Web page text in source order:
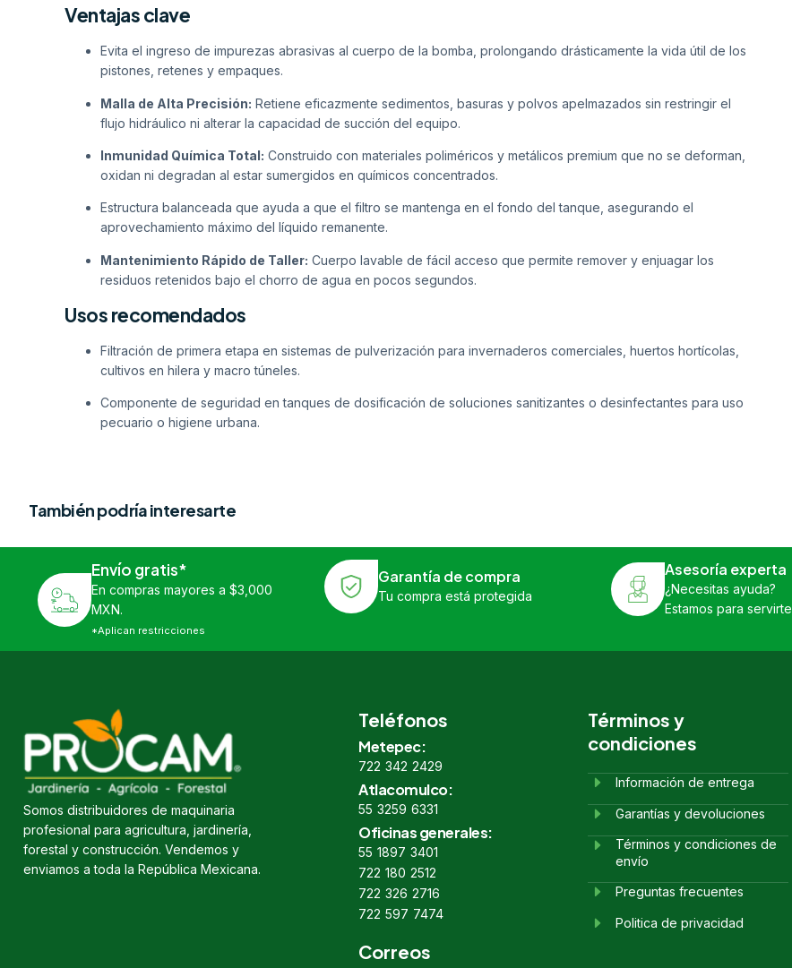
Ventajas clave
Evita el ingreso de impurezas abrasivas al cuerpo de la bomba, prolongando drásticamente la vida útil de los
pistones, retenes y empaques.
Malla de Alta Precisión: Retiene eficazmente sedimentos, basuras y polvos apelmazados sin restringir el
flujo hidráulico ni alterar la capacidad de succión del equipo.
Inmunidad Química Total: Construido con materiales poliméricos y metálicos premium que no se deforman,
oxidan ni degradan al estar sumergidos en químicos concentrados.
Estructura balanceada que ayuda a que el filtro se mantenga en el fondo del tanque, asegurando el
aprovechamiento máximo del líquido remanente.
Mantenimiento Rápido de Taller: Cuerpo lavable de fácil acceso que permite remover y enjuagar los
residuos retenidos bajo el chorro de agua en pocos segundos.
Usos recomendados
Filtración de primera etapa en sistemas de pulverización para invernaderos comerciales, huertos hortícolas,
cultivos en hilera y macro túneles.
Componente de seguridad en tanques de dosificación de soluciones sanitizantes o desinfectantes para uso
pecuario o higiene urbana.
También podría interesarte
Envío gratis*
En compras mayores a $3,000
MXN.
*Aplican restricciones
Garantía de compra
Tu compra está protegida
Asesoría experta
¿Necesitas ayuda?
Estamos para servirte
Somos distribuidores de maquinaria
profesional para agricultura, jardinería,
forestal y construcción. Vendemos y
enviamos a toda la República Mexicana.
Teléfonos
Metepec:
722 342 2429
Atlacomulco:
55 3259 6331
Oficinas generales:
55 1897 3401
722 180 2512
722 326 2716
722 597 7474
Correos
Términos y
condiciones
Información de entrega
Garantías y devoluciones
Términos y condiciones de
envío
Preguntas frecuentes
Politica de privacidad